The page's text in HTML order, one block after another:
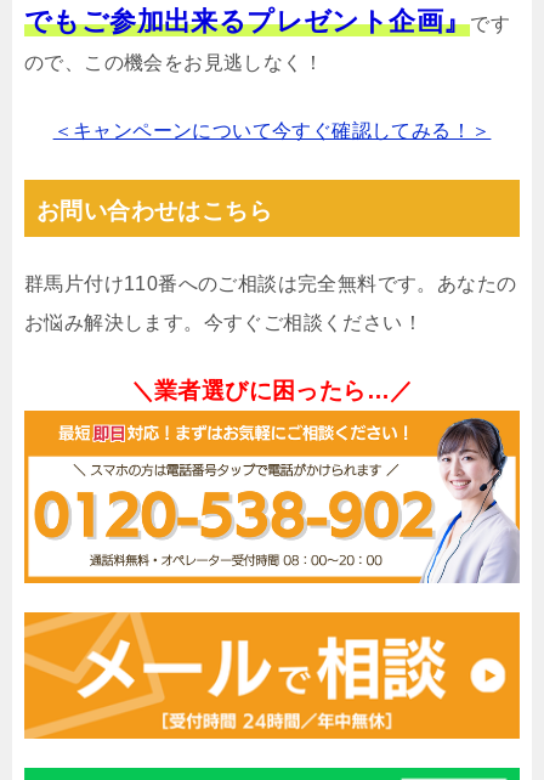
でもご参加出来るプレゼント企画』です
ので、この機会をお見逃しなく！
＜キャンペーンについて今すぐ確認してみる！＞
お問い合わせはこちら
群馬片付け110番へのご相談は完全無料です。あなたの
お悩み解決します。今すぐご相談ください！
＼業者選びに困ったら…／